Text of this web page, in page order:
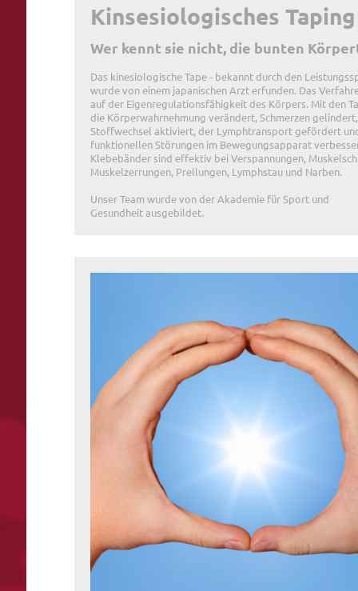
Kinsesiologisches Taping
Wer kennt sie nicht, die bunten
Das kinesiologische Tape - bekannt durch den
wurde von einem japanischen Arzt erfunden. Das
auf der Eigenregulationsfähigkeit des Körpers. Mit den
die Körperwahrnehmung verändert, Schmerzen
Stoffwechsel aktiviert, der Lymphtransport gefördert
funktionellen Störungen im Bewegungsapparat
Klebebänder sind effektiv bei Verspannungen,
Muskelzerrungen, Prellungen, Lymphstau und Narben.
Unser Team wurde von der Akademie für Sport und
Gesundheitausgebildet.